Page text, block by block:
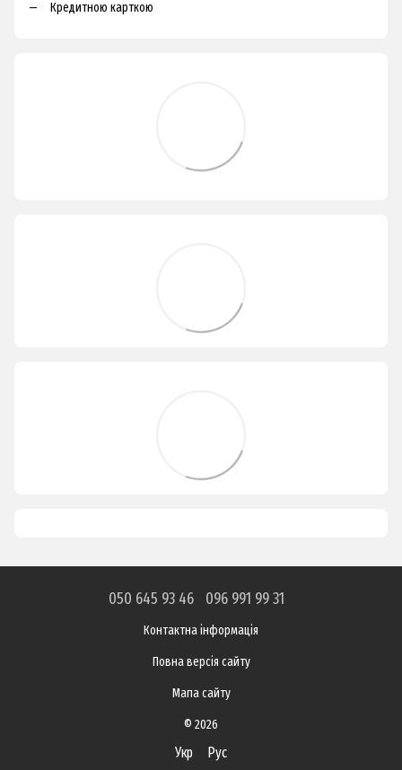
Кредитною карткою
050 645 93 46 096 991 99 31
Контактна інформація
Повна версія сайту
Мапа сайту
© 2026
Укр Рус